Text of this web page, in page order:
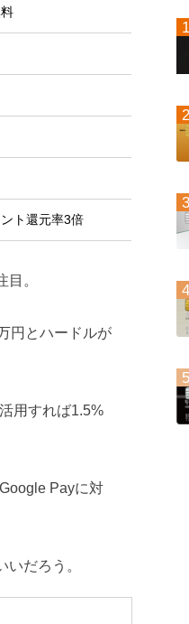
ト還元率3倍
。
円とハードルが
用すれば1.5%
Payに対
だろう。